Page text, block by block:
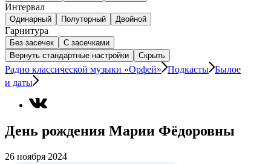
Интервал
Одинарный Полуторный Двойной
Гарнитура
Без засечек
С засечками
Вернуть стандартные настройки
Скрыть
Радио классической музыки «Орфей» Подкасты Былое
и даты
День рождения Марии Фёдоровны
26 ноября 2024